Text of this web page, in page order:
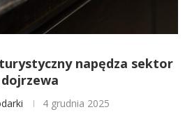
napędza sektor
4 grudnia 2025